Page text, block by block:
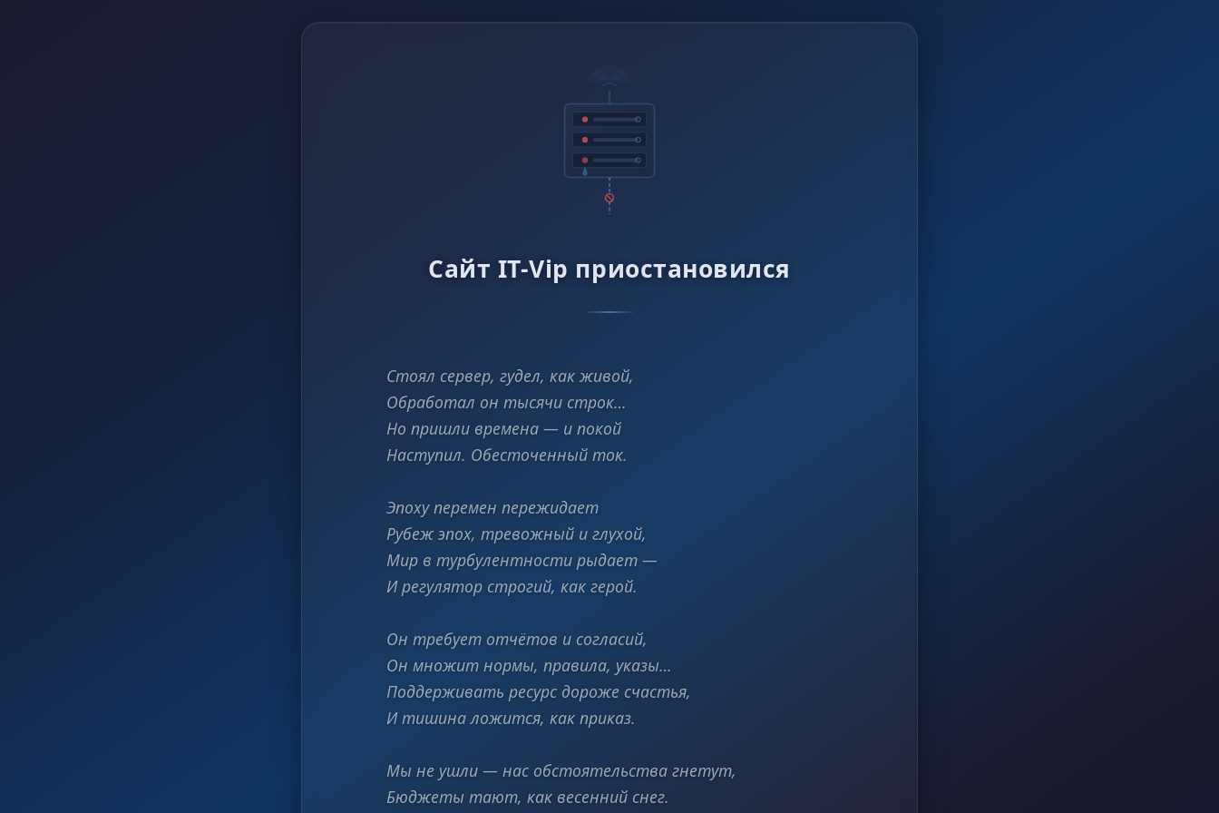
Сайт IT-Vip приостановился
Стоял сервер, гудел, как живой,
Обработал он тысячи строк…
Но пришли времена — и покой
Наступил. Обесточенный ток.
Эпоху перемен пережидает
Рубеж эпох, тревожный и глухой,
Мир в турбулентности рыдает —
И регулятор строгий, как герой.
Он требует отчётов и согласий,
Он множит нормы, правила, указы…
Поддерживать ресурс дороже счастья,
И тишина ложится, как приказ.
Мы не ушли — нас обстоятельства гнетут,
Бюджеты тают, как весенний снег.